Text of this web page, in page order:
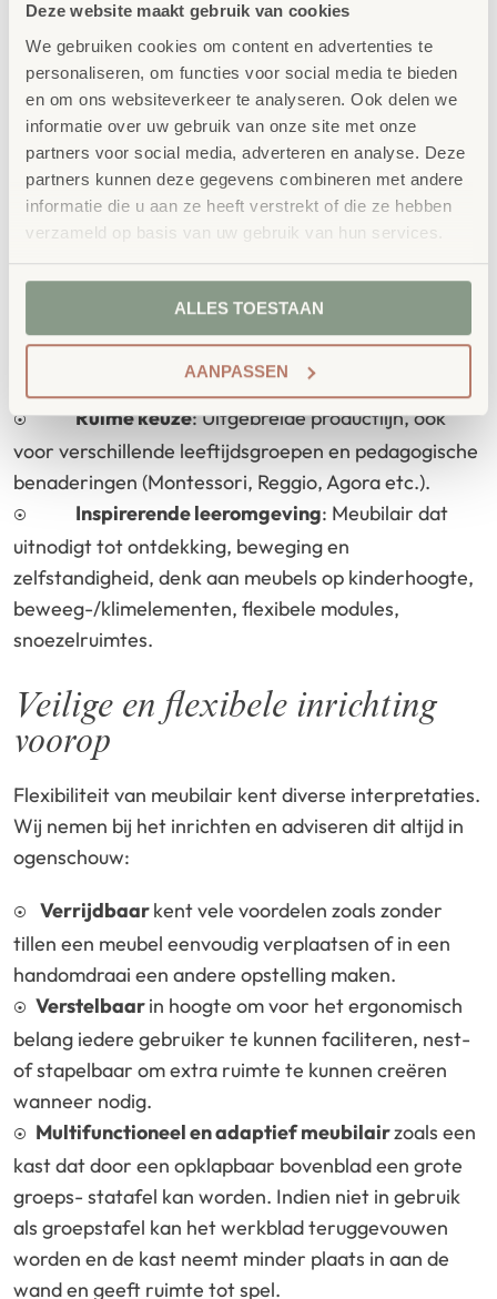
Deze website maakt gebruik van cookies
We gebruiken cookies om content en advertenties te
personaliseren, om functies voor social media te bieden
en om ons websiteverkeer te analyseren. Ook delen we
informatie over uw gebruik van onze site met onze
partners voor social media, adverteren en analyse. Deze
partners kunnen deze gegevens combineren met andere
informatie die u aan ze heeft verstrekt of die ze hebben
verzameld op basis van uw gebruik van hun services.
ALLES TOESTAAN
AANPASSEN
verstelbaar, modulair en uitnodigend.
Ergonomie & veiligheid: Meubilair op
kinderhoogte, met oog voor werk­houding van
begeleiders en zelfstandigheid van kinderen. Denk
aan verstelbare tafels en stoelen, lage opbergunits
en ­toegankelijke hoeken.
Duurzaamheid & kwaliteit : Materialen die
lang meegaan, biobased, met aandacht voor
onderhoud, veiligheid en esthetiek.
afgestemde leerzones, ontdekplekken, rustruimtes,
opberg­systemen, speelhoeken.
Ruime keuze: Uitgebreide productlijn, ook
voor verschillende leeftijdsgroepen en pedagogische
benaderingen (Montessori, Reggio, Agora etc.).
Inspirerende leer­omgeving: Meubilair dat
uitnodigt tot ontdekking, beweging en
zelfstandigheid, denk aan meubels op kinder­hoogte,
beweeg-/klimelementen, flexibele modules,
snoezelruimtes.
Veilige en flexibele inrichting
voorop
Flexibiliteit van meubilair kent diverse interpretaties.
Wij nemen bij het inrichten en adviseren dit altijd in
ogenschouw:
Verrijdbaarkent vele voordelen zoals zonder
tillen een meubel eenvoudig verplaatsen of in een
handomdraai een andere opstelling maken.
Verstelbaarin hoogte om voor het ergonomisch
belang iedere gebruiker te kunnen faciliteren, nest-
of stapelbaar om extra ruimte te kunnen creëren
wanneer nodig.
Multifunctioneel en adaptief meubilairzoals een
kast dat door een opklapbaar bovenblad een grote
groeps- statafel kan worden. Indien niet in gebruik
als groepstafel kan het werkblad teruggevouwen
worden en de kast neemt minder plaats in aan de
wand en geeft ruimte tot spel.